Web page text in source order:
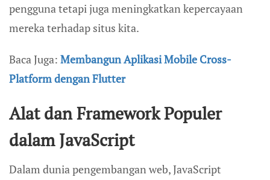
pengguna tetapi juga meningkatkan kepercayaan
mereka terhadap situs kita.
Baca Juga: Membangun Aplikasi Mobile Cross-
Platform dengan Flutter
Alat dan Framework Populer
dalam JavaScript
Dalam dunia pengembangan web, JavaScript